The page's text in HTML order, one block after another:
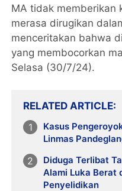
MA tidak memberikan
merasa dirugikan
menceritakan bahwa
yang membocorkan
Selasa (30/7/24).
RELATED ARTICLE
Kasus
Linmas
Diduga Terlibat
Alami Luka Berat
Penyelidikan